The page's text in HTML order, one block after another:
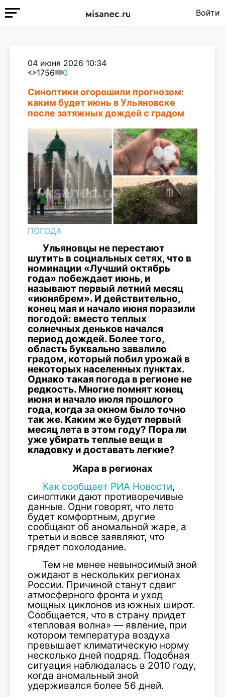
Войти
04 июня 2026 10:34
1756
0
Синоптики огорошили прогнозом:
каким будет июнь в Ульяновске
после затяжных дождей с градом
ПОГОДА
Ульяновцы не перестают
шутить в социальных сетях, что в
номинации «Лучший октябрь
года» побеждает июнь, и
называют первый летний месяц
«июнябрем». И действительно,
конец мая и начало июня поразили
погодой: вместо теплых
солнечных деньков начался
период дождей. Более того,
область буквально завалило
градом, который побил урожай в
некоторых населенных пунктах.
Однако такая погода в регионе не
редкость. Многие помнят конец
июня и начало июля прошлого
года, когда за окном было точно
так же. Каким же будет первый
месяц лета в этом году? Пора ли
уже убирать теплые вещи в
кладовку и доставать легкие?
Жара в регионах
Как сообщает РИА Новости,
синоптики дают противоречивые
данные. Одни говорят, что лето
будет комфортным, другие
сообщают об аномальной жаре, а
третьи и вовсе заявляют, что
грядет похолодание.
Тем не менее невыносимый зной
ожидают в нескольких регионах
России. Причиной станут сдвиг
атмосферного фронта и уход
мощных циклонов из южных широт.
Сообщается, что в страну придет
«тепловая волна» — явление, при
котором температура воздуха
превышает климатическую норму
несколько дней подряд. Подобная
ситуация наблюдалась в 2010 году,
когда аномальный зной
удерживался более 56 дней.